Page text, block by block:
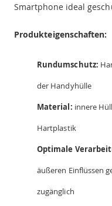
Smartphone ideal
Produkteigenschaften:
Rundumschutz:
der Handyhülle
Material: innere
Hartplastik
Optimale
äußeren Einflüssen
zugänglich